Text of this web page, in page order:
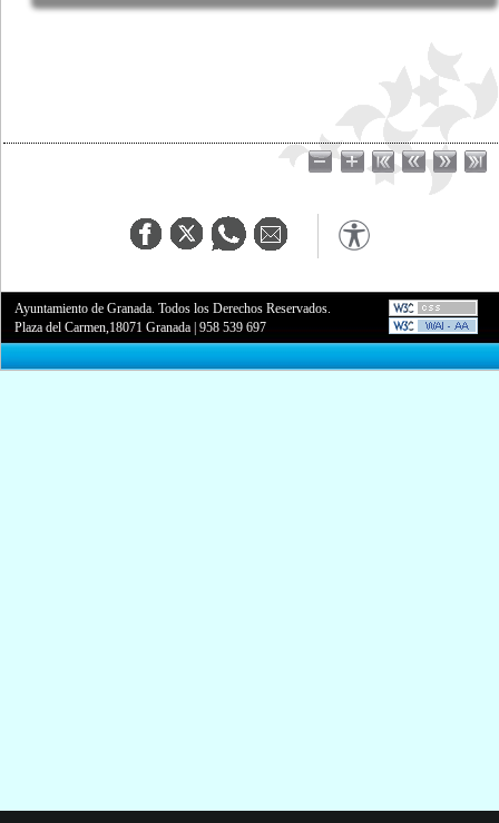
Ayuntamiento de Granada. Todos los Derechos Reservados.
Plaza del Carmen,18071 Granada |958 539 697